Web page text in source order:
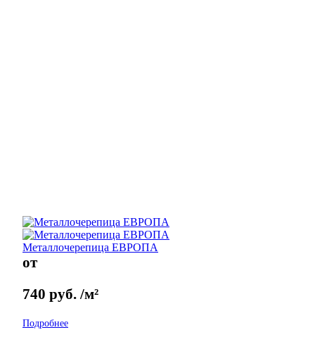
Металлочерепица ЕВРОПА
от
740 руб. /м²
Подробнее